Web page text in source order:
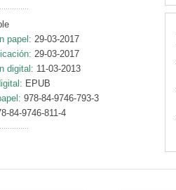
papel: 29-03-2017
29-03-2017
digital: 11-03-2013
EPUB
978-84-9746-793-3
84-9746-811-4